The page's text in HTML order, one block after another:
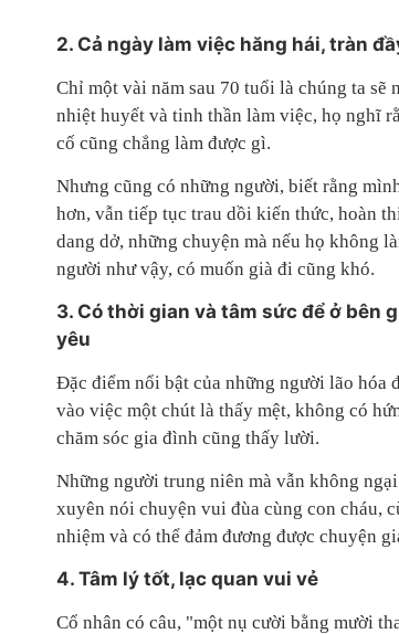
2. Cả ngày làm việc hăng hái, tràn
Chỉ một vài năm sau 70 tuổi là chúng ta
nhiệt huyết và tinh thần làm việc, họ nghĩ
cố cũng chẳng làm được gì.
Nhưng cũng có những người, biết rằng
hơn, vẫn tiếp tục trau dồi kiến thức, hoàn
dang dở, những chuyện mà nếu họ không
người như vậy, có muốn già đi cũng khó.
3. Có thời gian và tâm sức để ở bên
yêu
Đặc điểm nổi bật của những người lão hóa
vào việc một chút là thấy mệt, không có
chăm sóc gia đình cũng thấy lười.
Những người trung niên mà vẫn không
xuyên nói chuyện vui đùa cùng con cháu,
nhiệm và có thể đảm đương được chuyện
4. Tâm lý tốt, lạc quan vui vẻ
Cổ nhân có câu, "một nụ cười bằng mười